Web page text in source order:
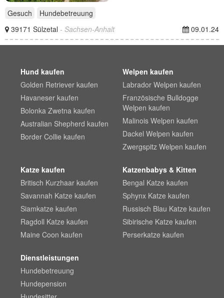
Gesuch
Hundebetreuung
39171 Sülzetal - Sachsen-Anhalt 09.01.24
Hund kaufen
Golden Retriever kaufen
Havaneser kaufen
Bolonka Zwetna kaufen
Australian Shepherd kaufen
Border Collie kaufen
Welpen kaufen
Labrador Welpen kaufen
Französische Bulldogge
Welpen kaufen
Malinois Welpen kaufen
Dackel Welpen kaufen
Zwergspitz Welpen kaufen
Katze kaufen
Britisch Kurzhaar kaufen
Savannah Katze kaufen
Siamkatze kaufen
Ragdoll Katze kaufen
Maine Coon kaufen
Katzenbabys & Kitten
Bengal Katze kaufen
Sphynx Katze kaufen
Russisch Blau Katze kaufen
Sibirische Katze kaufen
Perserkatze kaufen
Dienstleistungen
Hundebetreuung
Hundepension